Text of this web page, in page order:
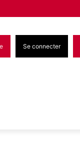
Se connecter